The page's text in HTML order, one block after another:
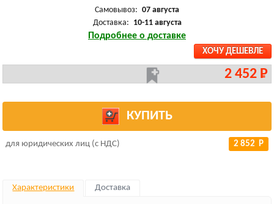
Самовывоз: 07 августа
Доставка: 10-11 августа
Подробнее о доставке
ХОЧУ ДЕШЕВЛЕ
2 452 Р
КУПИТЬ
для юридических лиц (с НДС) 2 852 Р
Характеристики Доставка